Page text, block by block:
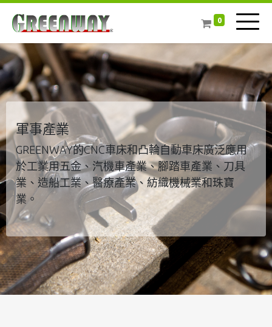
0
軍事產業
GREENWAY的CNC車床和凸輪自動車床廣泛應用
於工業用五金、汽機車產業、腳踏車產業、刀具
業、造船工業、醫療產業、紡織機械業和珠寶
業。